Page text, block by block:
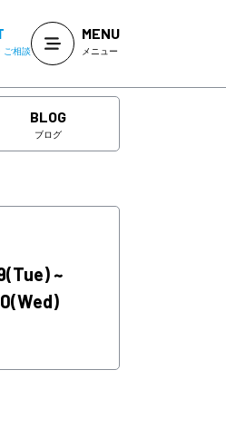
ご相談
MENU
メニュー
BLOG
ブログ
~